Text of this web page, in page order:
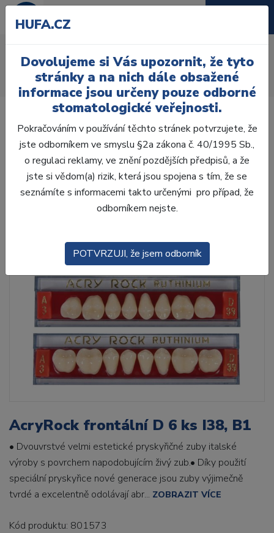
Úvod Zuby
AcryRock
AcryRock frontální D 6 ks I38, B1
AcryRock frontální D 6 ks I38, B1
• Dvouvrstvé velmi estetické pryskyřičné zuby italské
výroby s povrchem napodobujícím živý zub.• Díky použití
speciální pryskyřice nové generace jsou zuby výjimečně
tvrdé a excelentně odolávají abr... ZOBRAZIT VÍCE
Kód produktu: 801573
HUFA.CZ
Dovolujeme si Vás upozornit, že tyto
stránky a na nich dále obsažené
informace jsou určeny pouze odborné
stomatologické veřejnosti.
Pokračováním v používání těchto stránek potvrzujete, že
jste odborníkem ve smyslu §2a zákona č. 40/1995 Sb.,
o regulaci reklamy, ve znění pozdějších předpisů, a že
jste si vědom(a) rizik, která jsou spojena s tím, že se
seznámíte s informacemi takto určenými pro případ, že
odborníkem nejste.
POTVRZUJI, že jsem odborník